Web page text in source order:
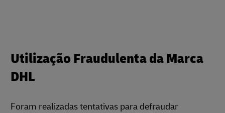
Utilização Fraudulenta da Marca
DHL
Foram realizadas tentativas para defraudar